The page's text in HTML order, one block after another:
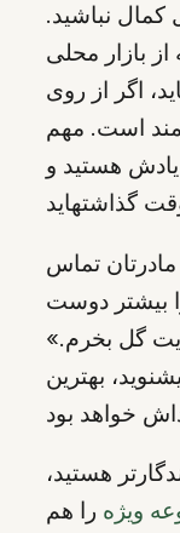
کمال نباشید.
بازار محلی
اگر از روی
است. مهم
هستید و
مادرتان تماس
بیشتر دوست
گل بخرم.»
بهترین
هستید،
ویژه را هم